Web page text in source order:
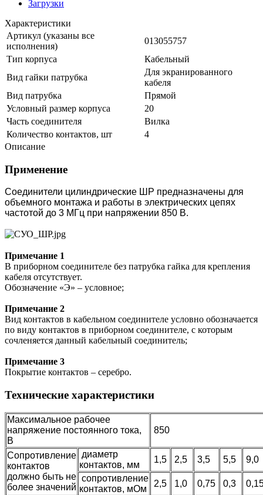
Загрузки
Характеристики
Артикул (указаны все
исполнения)
013055757
Тип корпуса
Кабельный
Вид гайки патрубка
Для экранированного
кабеля
Вид патрубка
Прямой
Условный размер корпуса
20
Часть соединителя
Вилка
Количество контактов, шт
4
Описание
Применение
Соединители цилиндрические ШР предназначены для
объемного монтажа и работы в электрических цепях
частотой до 3 МГц при напряжении 850 В.
Примечание 1
В приборном соединителе без патрубка гайка для крепления
кабеля отсутствует.
Обозначение «Э» – условное;
Примечание 2
Вид контактов в кабельном соединителе условно обозначается
по виду контактов в приборном соединителе, с которым
сочленяется данный кабельный соединитель;
Примечание 3
Покрытие контактов – серебро.
Технические характеристики
Максимальное рабочее
напряжение постоянного тока,
В
850
Сопротивление
контактов
должно быть не
более значений
диаметр
контактов, мм
1,5 2,5 3,5 5,5
9,0
сопротивление
контактов, мОм
2,5 1,0 0,75 0,3